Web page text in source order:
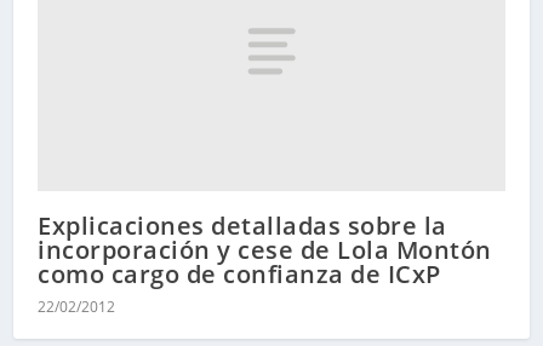
Explicaciones detalladas sobre la
incorporación y cese de Lola Montón
como cargo de confianza de ICxP
22/02/2012